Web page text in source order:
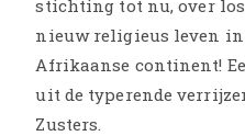
stichting tot nu, over
nieuw religieus leven in
Afrikaanse continent!
uit de typerende
Zusters.